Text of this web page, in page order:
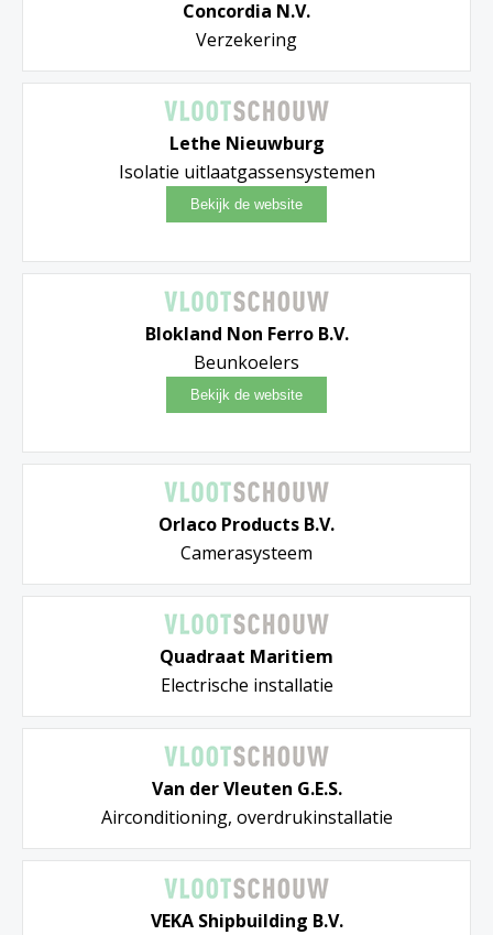
Concordia N.V.
Verzekering
Lethe Nieuwburg
Isolatie uitlaatgassensystemen
Blokland Non Ferro B.V.
Beunkoelers
Orlaco Products B.V.
Camerasysteem
Quadraat Maritiem
Electrische installatie
Van der Vleuten G.E.S.
Airconditioning, overdrukinstallatie
VEKA Shipbuilding B.V.